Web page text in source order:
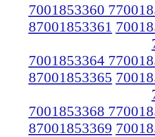
7001853360
87001853361
7001853364
87001853365
7001853368
87001853369